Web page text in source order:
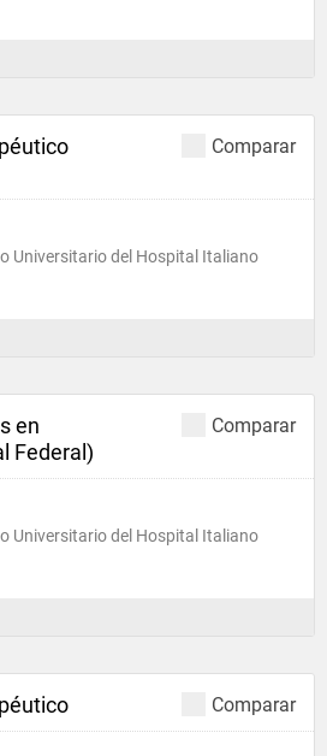
Comparar
Universitario del Hospital Italiano
Comparar
en
Federal)
Universitario del Hospital Italiano
Comparar